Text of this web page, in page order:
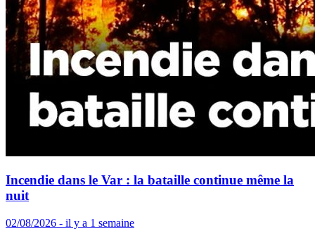
Incendie dans le Var : la bataille continue même la
nuit
02/08/2026 - il y a 1 semaine